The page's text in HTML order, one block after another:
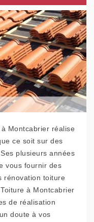
Montcabrier réalise
ce soit sur des
plusieurs années
vous fournir des
rénovation toiture
à Montcabrier
de réalisation
doute à vos